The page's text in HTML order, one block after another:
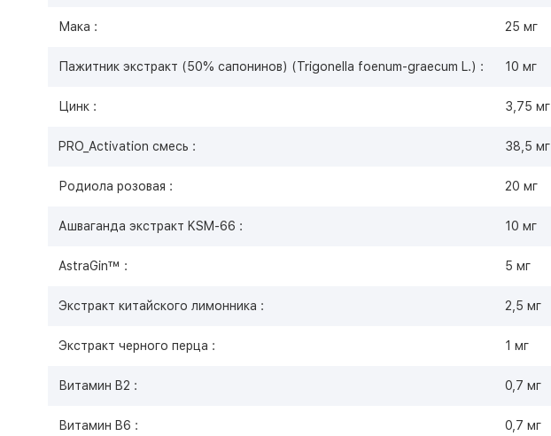
Мака : 25 мг
Пажитник экстракт (50% сапонинов) (Trigonella foenum-graecum L.) : 10 мг
Цинк : 3,75 мг
PRO_Activation смесь : 38,5 мг
Родиола розовая : 20 мг
Ашваганда экстракт KSM-66 : 10 мг
AstraGin™ : 5 мг
Экстракт китайского лимонника : 2,5 мг
Экстракт черного перца : 1 мг
Витамин B2 : 0,7 мг
Витамин B6 : 0,7 мг